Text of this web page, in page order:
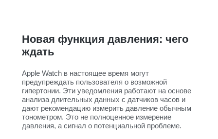
Новая функция давления: чего
ждать
Apple Watch в настоящее время могут
предупреждать пользователя о возможной
гипертонии. Эти уведомления работают на основе
анализа длительных данных с датчиков часов и
дают рекомендацию измерить давление обычным
тонометром. Это не полноценное измерение
давления, а сигнал о потенциальной проблеме.